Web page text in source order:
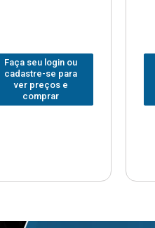
Faça seu login ou
cadastre-se para
ver preços e
comprar